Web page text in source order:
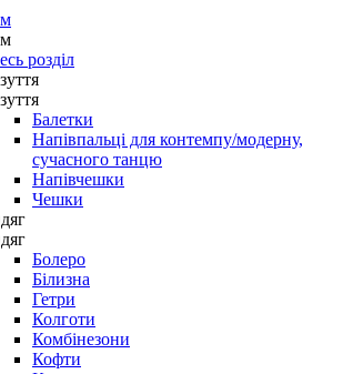
розділ
Балетки
Напівпальці для контемпу/модерну,
сучасного танцю
Напівчешки
Чешки
Болеро
Білизна
Гетри
Колготи
Комбінезони
Кофти